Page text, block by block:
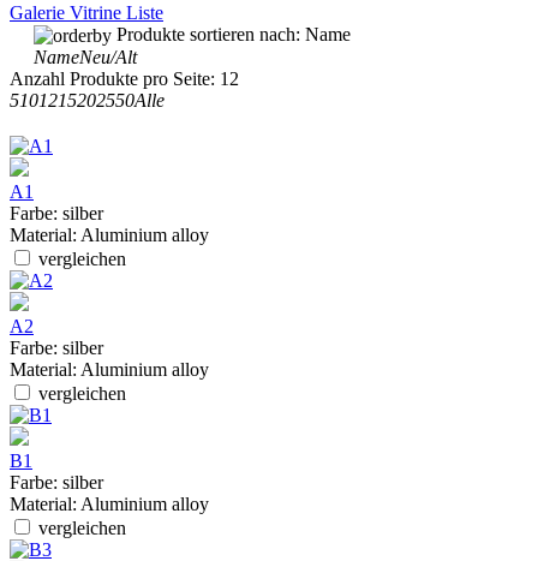
Galerie Vitrine Liste
Produkte sortieren nach: Name
NameNeu/Alt
Anzahl Produkte pro Seite: 12
5101215202550Alle
A1
Farbe: silber
Material: Aluminium alloy
vergleichen
A2
Farbe: silber
Material: Aluminium alloy
vergleichen
B1
Farbe: silber
Material: Aluminium alloy
vergleichen